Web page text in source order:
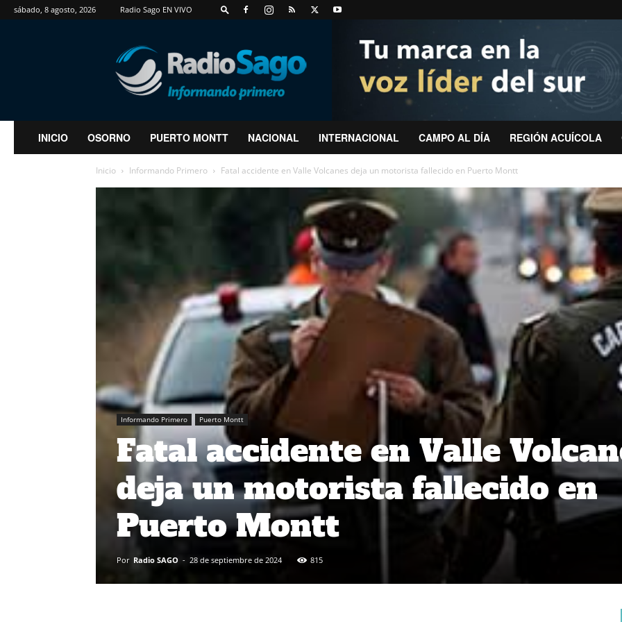
sábado, 8 agosto, 2026 Radio Sago EN VIVO
RadioSago
INICIO OSORNO PUERTO MONTT NACIONAL INTERNACIONAL CAMPO AL DÍA REGIÓN ACUÍCOLA
Inicio Informando Primero Fatal accidente en Valle Volcanes deja un motorista fallecido en Puerto Montt
Informando Primero Puerto Montt
Fatal accidente en Valle
deja un motorista fallecido en
Puerto Montt
Por Radio SAGO - 28 de septiembre de 2024 815